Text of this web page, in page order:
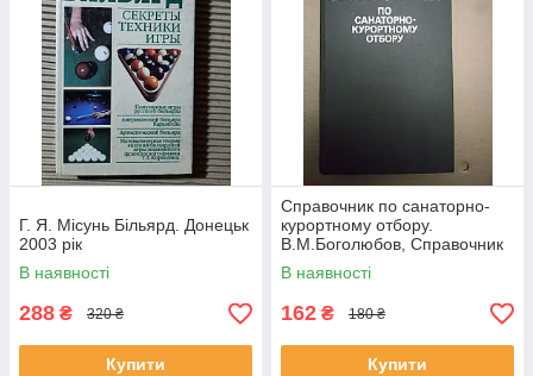
Г. Я. Місунь Більярд. Донецьк
2003 рік
В наявності
288 ₴ 320 ₴
Купити
Справочник по санаторно-
курортному отбору.
В.М.Боголюбов, Справочник
по санаторно-курортному
отбору.
В наявності
162 ₴ 180 ₴
Купити